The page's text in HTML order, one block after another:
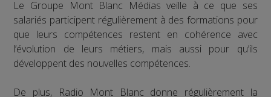
Le Groupe Mont Blanc Médias veille à ce que ses
salariés participent régulièrement à des formations pour
que leurs compétences restent en cohérence avec
l’évolution de leurs métiers, mais aussi pour qu’ils
développent des nouvelles compétences.
De plus, Radio Mont Blanc donne régulièrement la